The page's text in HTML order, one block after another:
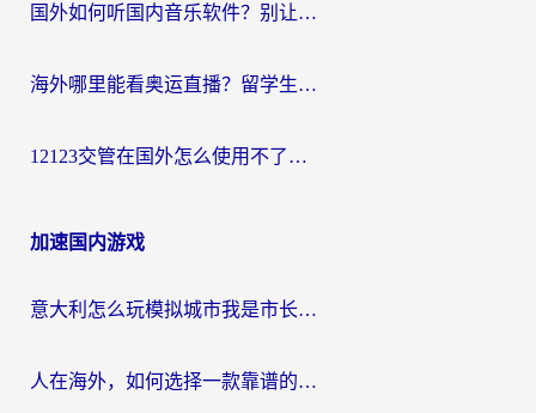
国外如何听国内音乐软件？别让地域限制，断了你的中文歌单
海外哪里能看奥运直播？留学生&海外华人必看的体育赛事观赛终极指南
12123交管在国外怎么使用不了？海外华人必看的无缝访问国内资源指南
加速国内游戏
意大利怎么玩模拟城市我是市长？海外党国服游戏加速终极攻略（附三国3量子特攻解决办法）
人在海外，如何选择一款靠谱的玩剑灵2加速器？